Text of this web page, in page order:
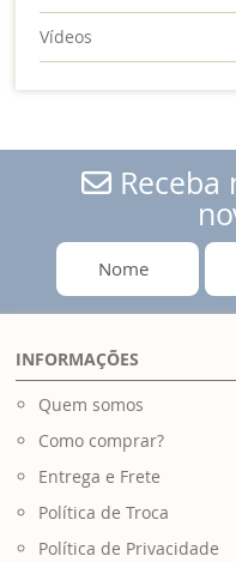
Vídeos
Receba
INFORMAÇÕES
Quem somos
Como comprar?
Entrega e Frete
Política de Troca
Política de Privacidade